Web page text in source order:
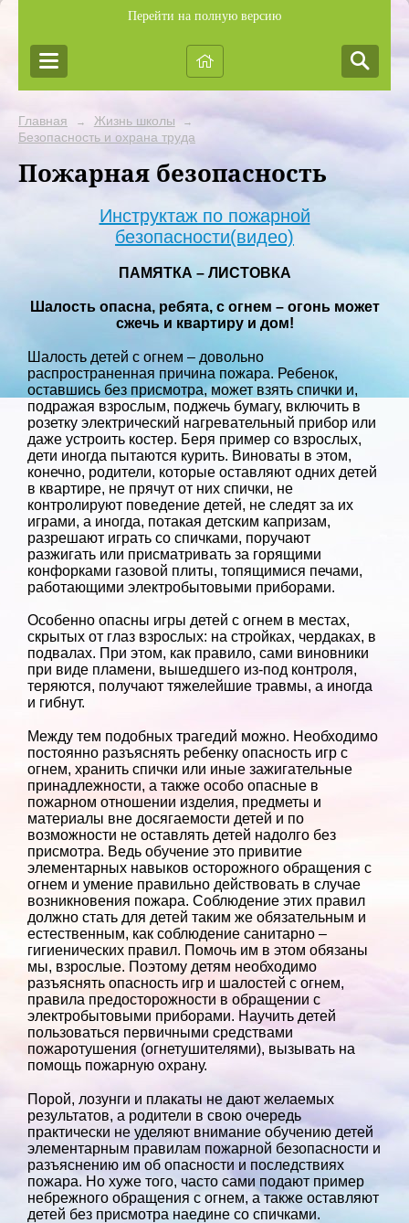
Перейти на полную версию
Главная → Жизнь школы →
Безопасность и охрана труда
Пожарная безопасность
Инструктаж по пожарной
безопасности(видео)
ПАМЯТКА – ЛИСТОВКА
Шалость опасна, ребята, с огнем – огонь может
сжечь и квартиру и дом!
Шалость детей с огнем – довольно
распространенная причина пожара. Ребенок,
оставшись без присмотра, может взять спички и,
подражая взрослым, поджечь бумагу, включить в
розетку электрический нагревательный прибор или
даже устроить костер. Беря пример со взрослых,
дети иногда пытаются курить. Виноваты в этом,
конечно, родители, которые оставляют одних детей
в квартире, не прячут от них спички, не
контролируют поведение детей, не следят за их
играми, а иногда, потакая детским капризам,
разрешают играть со спичками, поручают
разжигать или присматривать за горящими
конфорками газовой плиты, топящимися печами,
работающими электробытовыми приборами.
Особенно опасны игры детей с огнем в местах,
скрытых от глаз взрослых: на стройках, чердаках, в
подвалах. При этом, как правило, сами виновники
при виде пламени, вышедшего из-под контроля,
теряются, получают тяжелейшие травмы, а иногда
и гибнут.
Между тем подобных трагедий можно. Необходимо
постоянно разъяснять ребенку опасность игр с
огнем, хранить спички или иные зажигательные
принадлежности, а также особо опасные в
пожарном отношении изделия, предметы и
материалы вне досягаемости детей и по
возможности не оставлять детей надолго без
присмотра. Ведь обучение это привитие
элементарных навыков осторожного обращения с
огнем и умение правильно действовать в случае
возникновения пожара. Соблюдение этих правил
должно стать для детей таким же обязательным и
естественным, как соблюдение санитарно –
гигиенических правил. Помочь им в этом обязаны
мы, взрослые. Поэтому детям необходимо
разъяснять опасность игр и шалостей с огнем,
правила предосторожности в обращении с
электробытовыми приборами. Научить детей
пользоваться первичными средствами
пожаротушения (огнетушителями), вызывать на
помощь пожарную охрану.
Порой, лозунги и плакаты не дают желаемых
результатов, а родители в свою очередь
практически не уделяют внимание обучению детей
элементарным правилам пожарной безопасности и
разъяснению им об опасности и последствиях
пожара. Но хуже того, часто сами подают пример
небрежного обращения с огнем, а также оставляют
детей без присмотра наедине со спичками.